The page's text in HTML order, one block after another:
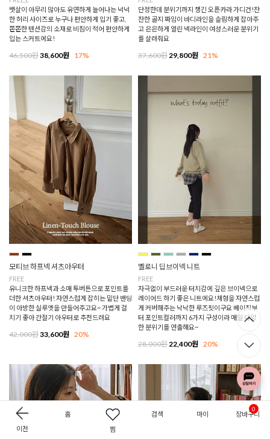
이전
홈
찜
검색 마이 장바구니
0
뱃살이 아무리 많아도 유연하게 늘어나는 넉넉
한 허리 사이즈로 누구나 편안하게 입기 좋고,
쫀쫀한 텐션감의 소재로 비침이 적어 편안하게
입는 스커트에요!
46,500원38,600원 17%
단정한데 분위기까지 챙긴 오픈카라 가디건!잔
잔한 골지 짜임이 바디라인을 슬림하게 잡아주
고 은은하게 열린 넥라인이 여성스러운 분위기
를 살려줘요
37,600원 29,800원 21%
모티브 하프넥 셔츠아우터
FREE
유니크한 하프넥과 소매 투버튼으로 포인트를
더한 셔츠아우터! 자연스럽게 잡히는 밑단 밴딩
이 아방한 실루엣을 만들어주고요~ 가볍게 걸
치기 좋아 간절기 아우터로 추천드려요
42,000원33,600원 20%
멜로니 딥브이넥 니트
FREE
자극없이 부드러운 터치감에 깊은 브이넥으로
레이어드 하기 좋은 니트에요!체형을 자연스럽
게 커버해주는 낙낙한 루즈핏이구요 베이직부
터 포인트컬러까지 6가지 구성이라 매일 다양
한 분위기를 연출해요~
28,000원 22,400원 20%